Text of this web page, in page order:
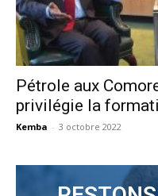
Pétrole aux
privilégie la
Kemba - 3 octobre 2022